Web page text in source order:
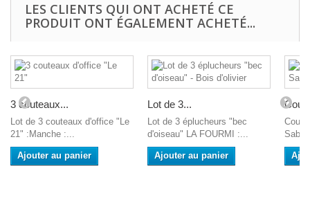
LES CLIENTS QUI ONT ACHETÉ CE
PRODUIT ONT ÉGALEMENT ACHETÉ...
3 couteaux...
Lot de 3 couteaux d'office "Le
21" :Manche :...
Ajouter au panier
Lot de 3...
Lot de 3 éplucheurs "bec
d'oiseau" LA FOURMI :...
Ajouter au panier